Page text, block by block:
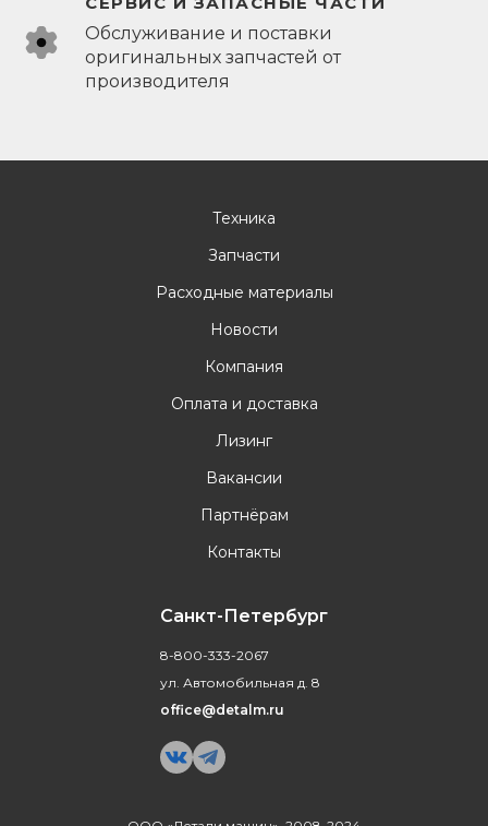
Обслуживание и поставки
оригинальных запчастей от
производителя
Техника
Запчасти
Расходные материалы
Новости
Компания
Оплата и доставка
Лизинг
Вакансии
Партнёрам
Контакты
Санкт-Петербург
8-800-333-2067
ул. Автомобильная д. 8
office@detalm.ru